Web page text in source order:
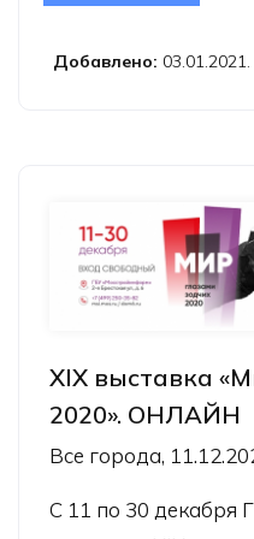
Добавлено: 03.01.2021.
XIX выставка
2020». ОНЛАЙН
Все города,
С 11 по 30 декабря